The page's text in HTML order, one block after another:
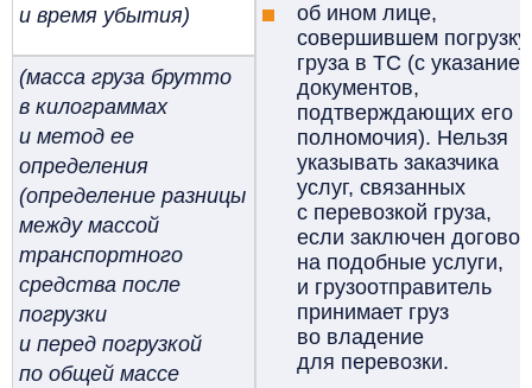
об ином лице,
совершившем погрузку
груза в ТС (с
документов,
подтверждающих его
полномочия). Нельзя
указывать заказчика
услуг, связанных
с перевозкой груза,
если заключен договор
на подобные услуги,
и грузоотправитель
принимает груз
во владение
для перевозки.
и время убытия)
(масса груза брутто
в килограммах
и метод ее
определения
(определение разницы
между массой
транспортного
средства после
погрузки
и перед погрузкой
по общей массе